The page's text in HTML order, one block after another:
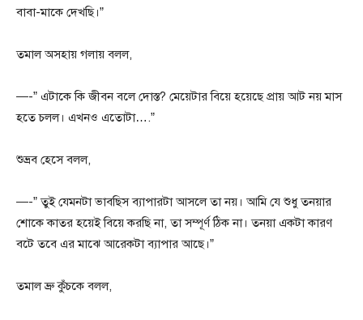
বাবা-মাকে দেখছি।”
তমাল অসহায় গলায় বলল,
—-” এটাকে কি জীবন বলে দোস্ত? মেয়েটার বিয়ে হয়েছে প্রায় আট নয় মাস
হতে চলল। এখনও এতোটা….”
শুভ্রব হেসে বলল,
—-” তুই যেমনটা ভাবছিস ব্যাপারটা আসলে তা নয়। আমি যে শুধু তনয়ার
শোকে কাতর হয়েই বিয়ে করছি না, তা সম্পূর্ণ ঠিক না। তনয়া একটা কারণ
বটে তবে এর মাঝে আরেকটা ব্যাপার আছে।”
তমাল ভ্রু কুঁচকে বলল,